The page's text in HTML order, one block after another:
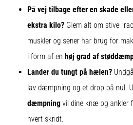
På vej tilbage efter en skade
ekstra kilo? Glem alt om stive
muskler og sener har brug for
i form af en høj grad af
Lander du tungt på hælen?
lav dæmpning og et drop på nul.
dæmpning vil dine knæ og ankler
hvert skridt.